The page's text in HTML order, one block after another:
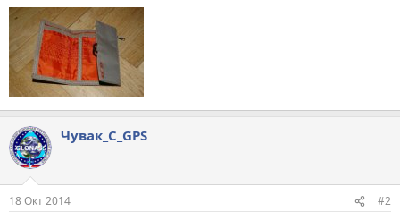
Чувак_С_GPS
18 Окт 2014 #2